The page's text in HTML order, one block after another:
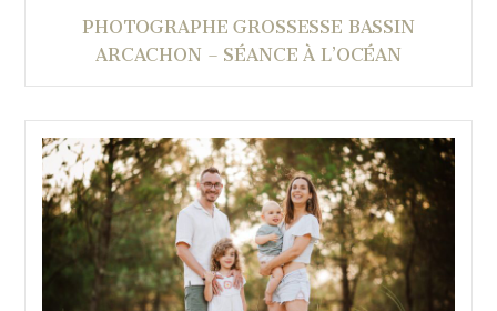
PHOTOGRAPHE GROSSESSE BASSIN
ARCACHON – SÉANCE À L’OCÉAN